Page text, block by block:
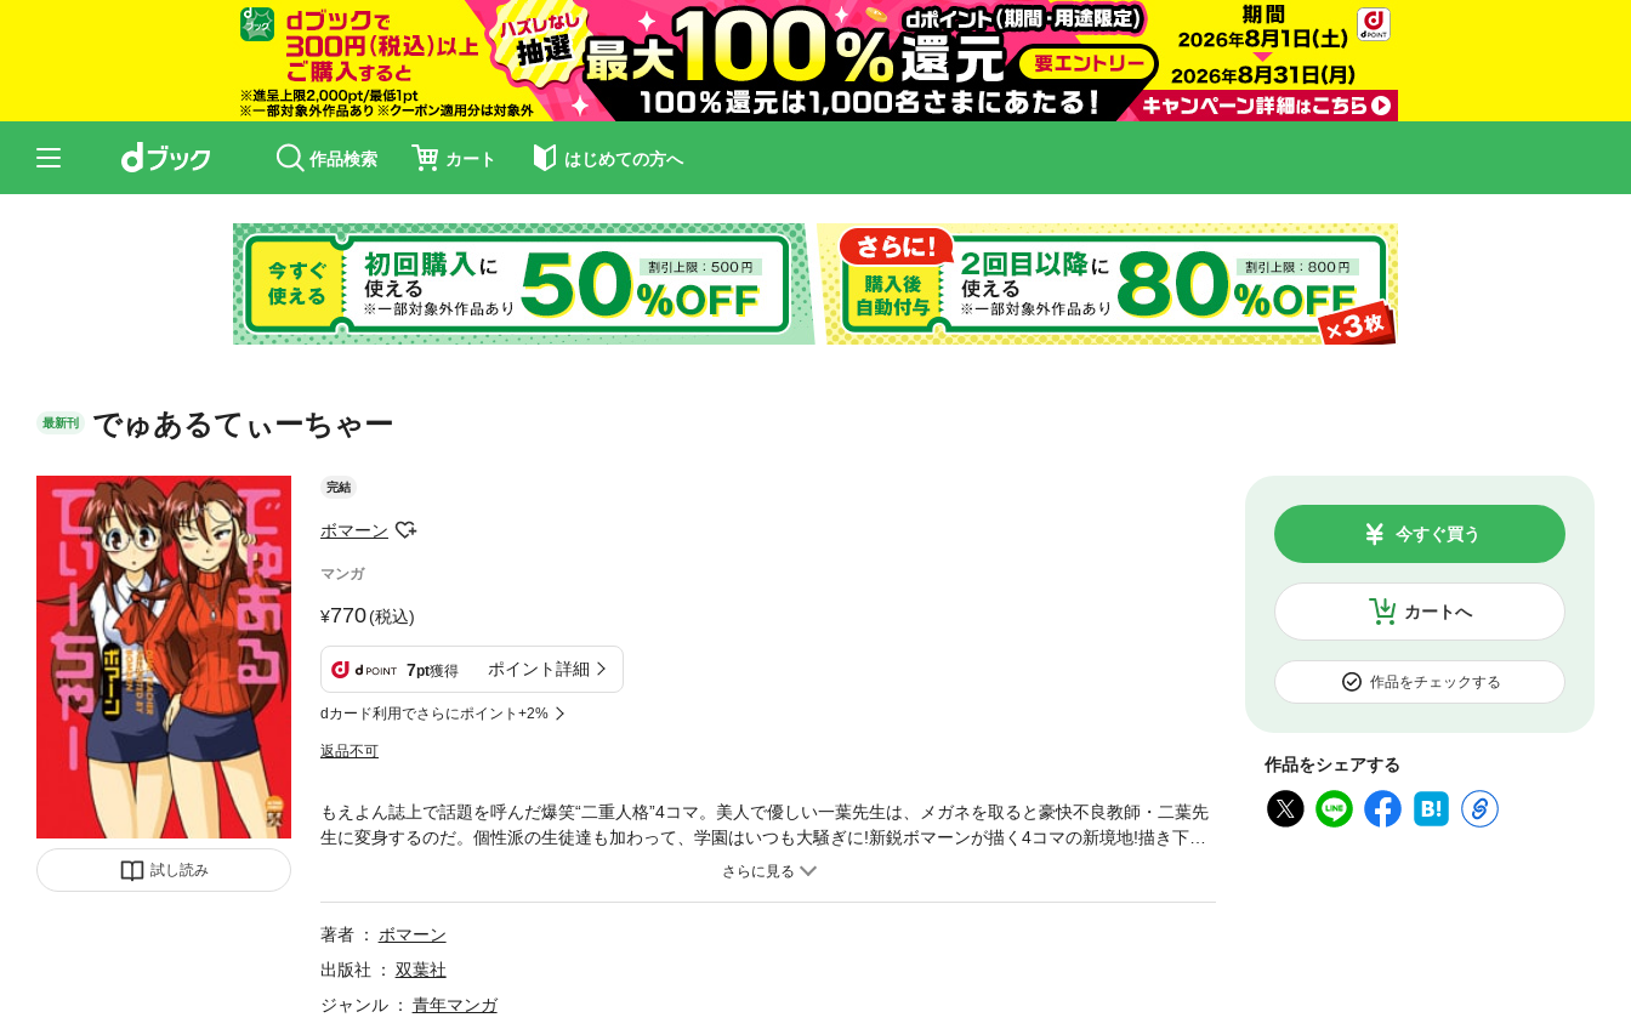
作品検索 カート はじめての方へ
最新刊 でゅあるてぃーちゃー
試し読み
完結
ボマーン
マンガ
770(税込)
7pt獲得 ポイント詳細
dカード利用でさらにポイント+2%
返品不可
カートへ
今すぐ買う
作品をチェックする
作品をシェアする
もえよん誌上で話題を呼んだ爆笑“二重人格”4コマ。美人で優しい一葉先生は、メガネを取ると豪快不良教師・二葉先
生に変身するのだ。個性派の生徒達も加わって、学園はいつも大騒ぎに!新鋭ボマーンが描く4コマの新境地!描き下ろ
著者
ボマーン
出版社
双葉社
ジャンル
青年マンガ